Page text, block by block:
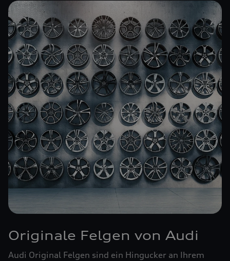
Originale Felgen von Audi
Audi Original Felgen sind ein Hingucker an Ihrem